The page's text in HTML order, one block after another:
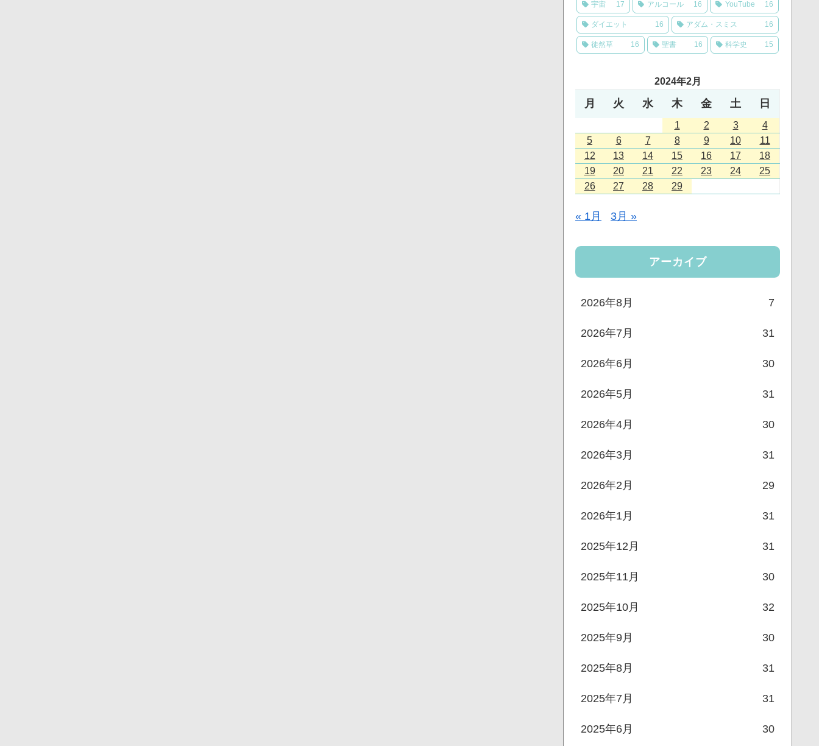
宇宙 17 アルコール 16 YouTube 16
ダイエット 16 アダム・スミス 16
徒然草 16 聖書 16 科学史 15
2024年2月
月 火 水 木 金 土 日
1 2 3
4
5
6 7 8 9 10
11
12
13 14 15 16 17
18
19
20 21 22 23 24
25
26
27 28 29
« 1月 3月 »
アーカイブ
2026年8月 7
2026年7月 31
2026年6月 30
2026年5月 31
2026年4月 30
2026年3月 31
2026年2月 29
2026年1月 31
2025年12月 31
2025年11月 30
2025年10月 32
2025年9月 30
2025年8月 31
2025年7月 31
2025年6月 30